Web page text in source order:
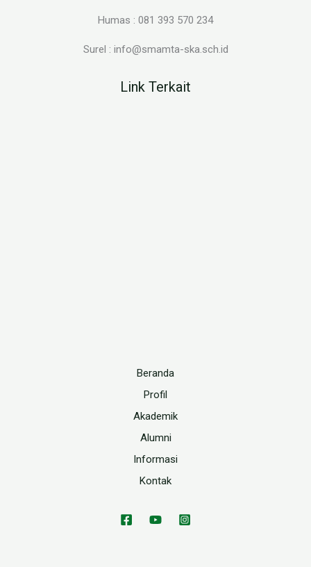
Humas : 081 393 570 234
Surel : info@smamta-ska.sch.id
Link Terkait
Beranda
Profil
Akademik
Alumni
Informasi
Kontak